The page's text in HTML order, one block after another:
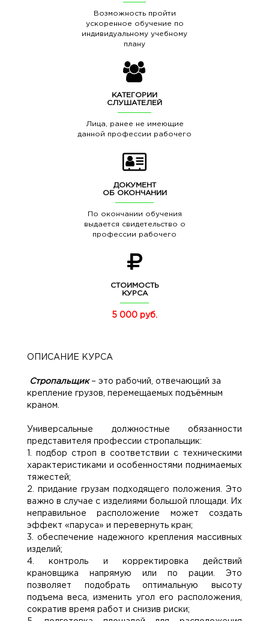
Возможность пройти
ускоренное обучение по
индивидуальному учебному
плану
КАТЕГОРИИ
СЛУШАТЕЛЕЙ
Лица, ранее не имеющие
данной профессии рабочего
ДОКУМЕНТ
ОБ ОКОНЧАНИИ
По окончании обучения
выдается свидетельство о
профессии рабочего
СТОИМОСТЬ
КУРСА
5 000 руб.
ОПИСАНИЕ КУРСА
Стропальщик – это рабочий, отвечающий за
крепление грузов, перемещаемых подъёмным
краном.
Универсальные должностные обязанности
представителя профессии стропальщик:
1. подбор строп в соответствии с техническими
характеристиками и особенностями поднимаемых
тяжестей;
2. придание грузам подходящего положения. Это
важно в случае с изделиями большой площади. Их
неправильное расположение может создать
эффект «паруса» и перевернуть кран;
3. обеспечение надежного крепления массивных
изделий;
4. контроль и корректировка действий
крановщика напрямую или по рации. Это
позволяет подобрать оптимальную высоту
подъема веса, изменить угол его расположения,
сократив время работ и снизив риски;